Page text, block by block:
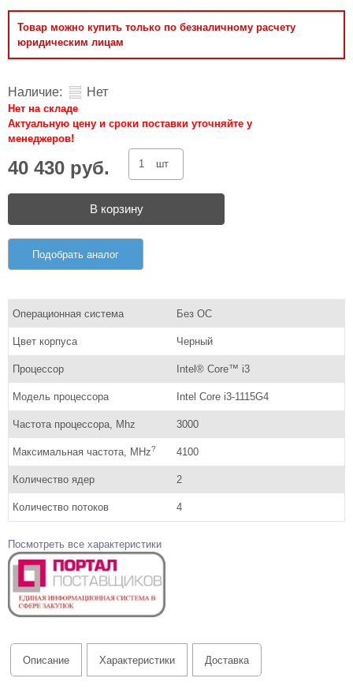
Товар можно купить только по безналичному расчету
юридическим лицам
Наличие: Нет
Нет на складе
Актуальную цену и сроки поставки уточняйте у
менеджеров!
40 430 руб. шт
В корзину
Подобрать аналог
Операционная система Без ОС
Цвет корпуса Черный
Процессор Intel® Core™ i3
Модель процессора Intel Core i3-1115G4
Частота процессора, Mhz 3000
Максимальная частота, MHz? 4100
Количество ядер 2
Количество потоков 4
Посмотреть все характеристики
Описание Характеристики Доставка